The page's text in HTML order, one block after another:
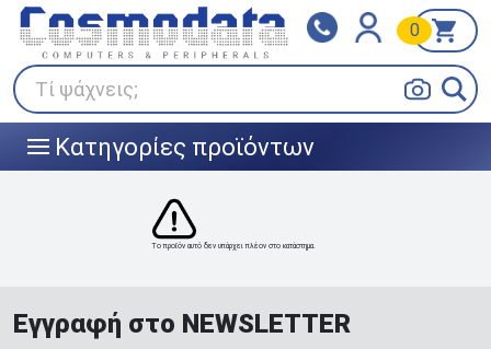
Τί ψάχνεις;
0
||| Κατηγορίες προϊόντων
Klarna
Πληρώστε σε 3
άτοκες δόσεις
BOX NOW
Το προϊόν αυτό δεν υπάρχει πλέον στο κατάστημα.
Εγγραφή στο NEWSLETTER